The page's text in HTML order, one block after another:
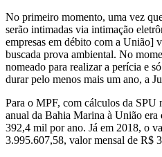
No primeiro momento, uma vez
serão intimadas via intimação
empresas em débito com a União]
buscada prova ambiental. No
nomeado para realizar a perícia e
durar pelo menos mais um ano, a
Para o MPF, com cálculos da SPU
anual da Bahia Marina à União
392,4 mil por ano. Já em 2018, o
3.995.607,58, valor mensal de R$